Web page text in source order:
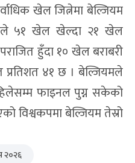
खेल जित्नेमा बेल्जियम
५१ खेल खेल्दा २१ खेल
हुँदा १० खेल बराबरी
४१ छ । बेल्जियमले
फाइनल पुग्न सकेको
विश्वकपमा बेल्जियम तेस्रो
२०२६